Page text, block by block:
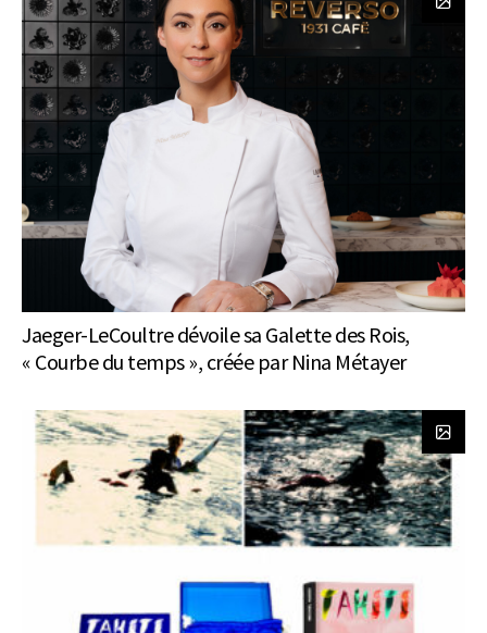
Jaeger-LeCoultre dévoile sa Galette des Rois,
« Courbe du temps », créée par Nina Métayer